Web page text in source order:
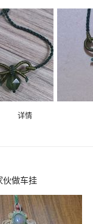
详情
伙做车挂